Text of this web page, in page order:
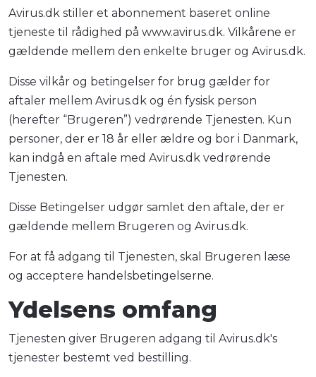
Avirus.dk stiller et abonnement baseret online
tjeneste til rådighed på www.avirus.dk. Vilkårene er
gældende mellem den enkelte bruger og Avirus.dk.
Disse vilkår og betingelser for brug gælder for
aftaler mellem Avirus.dk og én fysisk person
(herefter “Brugeren”) vedrørende Tjenesten. Kun
personer, der er 18 år eller ældre og bor i Danmark,
kan indgå en aftale med Avirus.dk vedrørende
Tjenesten.
Disse Betingelser udgør samlet den aftale, der er
gældende mellem Brugeren og Avirus.dk.
For at få adgang til Tjenesten, skal Brugeren læse
og acceptere handelsbetingelserne.
Ydelsens omfang
Tjenesten giver Brugeren adgang til Avirus.dk's
tjenester bestemt ved bestilling.